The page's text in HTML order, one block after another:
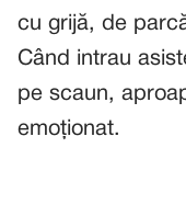
cu grijă, de
Când intrau
pe scaun,
emoționat.